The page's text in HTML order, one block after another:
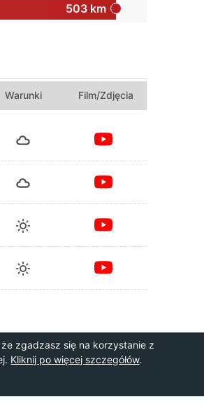
zgadzasz się na korzystanie z
Kliknij po więcej szczegółów.
503 km
Warunki Film/Zdjęcia